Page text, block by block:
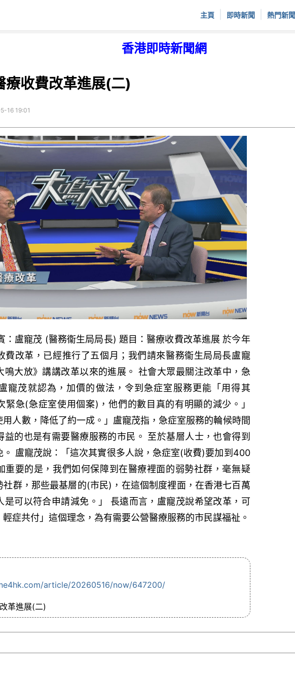
主頁 即時新聞 熱門新聞
香港即時新聞網
療收費改革進展(二)
16 19:01
：盧寵茂 (醫務衞生局局長) 題目：醫療收費改革進展 於今年
費改革，已經推行了五個月；我們請來醫務衞生局局長盧寵
鳴大放》講講改革以來的進展。 社會大眾最關注改革中，急
寵茂就認為，加價的做法，令到急症室服務更能「用得其
緊急(急症室使用個案)，他們的數目真的有明顯的減少。」
用人數，降低了約一成。」盧寵茂指，急症室服務的輪候時間
益的也是有需要醫療服務的市民。 至於基層人士，也會得到
。 盧寵茂說：「這次其實很多人說，急症室(收費)要加到400
重要的是，我們如何保障到在醫療裡面的弱勢社群，毫無疑
社群，那些最基層的(市民)，在這個制度裡面，在香港七百萬
是可以符合申請減免。」 長遠而言，盧寵茂說希望改革，可
症共付」這個理念，為有需要公營醫療服務的市民謀福祉。
article/20260516/now/647200/
革進展(二)